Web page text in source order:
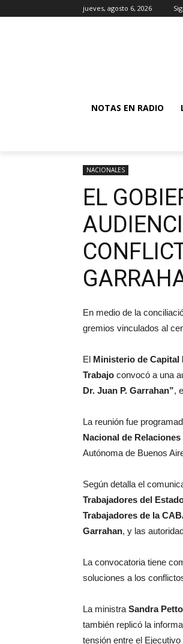
jueves, agosto 6, 2026
NOTAS EN RADIO
NACIONALES
EL
En medio de la
gremios vinculados al
El Ministerio de Capital
Trabajo convocó a una
Dr. Juan P. Garrahan”,
La reunión fue
Nacional de
Autónoma de Buenos
Según detalla el
Trabajadores del
Trabajadores de la
Garrahan, y las
La convocatoria tiene
soluciones a los
La ministra Sandra
también replicó la
tensión entre el